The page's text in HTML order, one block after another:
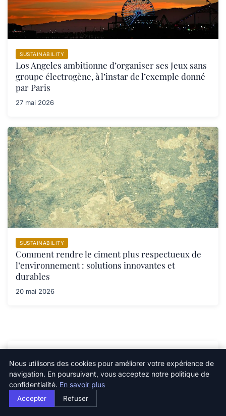
SUSTAINABILITY
Los Angeles ambitionne d’organiser ses Jeux sans
groupe électrogène, à l’instar de l’exemple donné
par Paris
27 mai 2026
SUSTAINABILITY
Comment rendre le ciment plus respectueux de
l’environnement : solutions innovantes et
durables
20 mai 2026
Inscrivez-vous pour recevoir nos derniers articles
directement dans votre boîte mail.
Nous utilisons des cookies pour améliorer votre expérience de
navigation. En poursuivant, vous acceptez notre politique de
confidentialité. En savoir plus
Accepter Refuser